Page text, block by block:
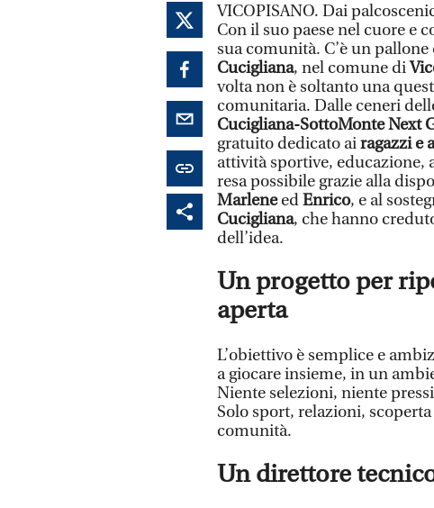
VICOPISANO. Dai
Con il suo paese nel cuore e
sua comunità. C’è un
Cucigliana, nel comune di
volta non è soltanto una
comunitaria. Dalle ceneri
Cucigliana-SottoMonte Next
gratuito dedicato airagazzi e
attività sportive, educazione,
resa possibile grazie alla
MarleneedEnrico, e al
Cucigliana, che hanno
dell’idea.
Un progetto per
aperta
L’obiettivo è semplice e
a giocare insieme, in un
Niente selezioni, niente
Solo sport, relazioni,
comunità.
Un direttore